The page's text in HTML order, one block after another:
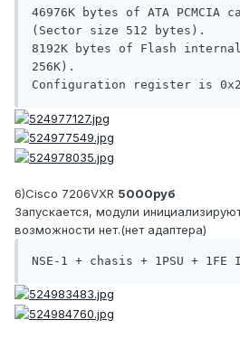
46976K bytes of ATA
(Sector size 512 bytes).
8192K bytes of Flash
256K).
6)Cisco 7206VXR 5000руб
Запускается, модули
возможности нет.(нет адаптера)
NSE-1 + chasis + 1PSU + 1FE